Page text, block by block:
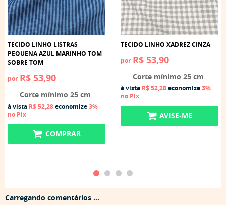
TECIDO LINHO LISTRAS
PEQUENA AZUL MARINHO TOM
SOBRE TOM
por R$ 53,90
Corte mínimo 25 cm
à vista R$ 52,28economize3%
no Pix
COMPRAR
TECIDO LINHO XADREZ CINZA
por R$ 53,90
Corte mínimo 25 cm
à vista R$ 52,28economize3%
no Pix
AVISE-ME
Carregando comentários ...